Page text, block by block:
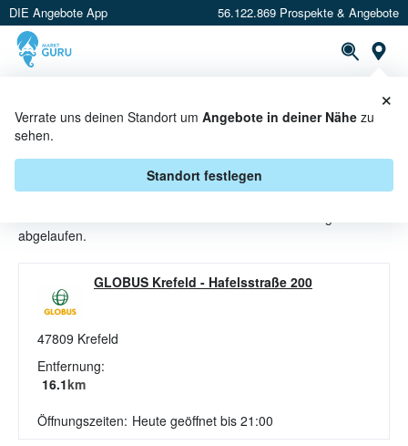
DIE Angebote App 56.122.869 Prospekte & Angebote
Verrate uns deinen Standort um Angebote in deiner Nähe zu
sehen.
Standort festlegen
×
PLÜSCHTIERE ANGEBOTE &
AKTIONEN BEI GLOBUS
abgelaufen.
GLOBUS Krefeld - Hafelsstraße 200
47809 Krefeld
Entfernung:
16.1km
Öffnungszeiten: Heute geöffnet bis 21:00